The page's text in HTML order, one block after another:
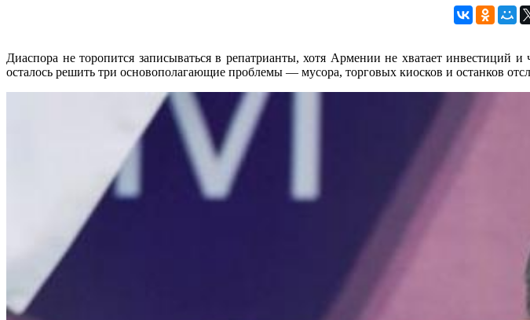
Диаспора не торопится записываться в репатрианты, хотя Армении не хватает
осталось решить три основополагающие проблемы — мусора, торговых киосков и останков